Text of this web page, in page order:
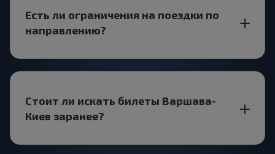
Есть ли ограничения на поездки по
направлению?
Стоит ли искать билеты Варшава-
Киев заранее?